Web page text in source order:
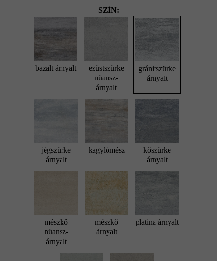
SZÍN:
bazalt árnyalt
ezüstszürke
nüansz-
árnyalt
gránitszürke
árnyalt
jégszürke
árnyalt
kagylómész
kőszürke
árnyalt
mészkő
nüansz-
árnyalt
mészkő
árnyalt
platina árnyalt